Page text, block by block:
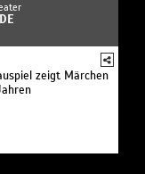
zeigt Märchen